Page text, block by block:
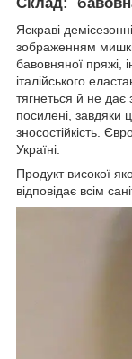
Яскраві
зображенням
бавовняної пряжі,
італійського
тягнеться й не дає
посилені, завдяки
зносостійкість.
Україні.
Продукт високої
відповідає всім